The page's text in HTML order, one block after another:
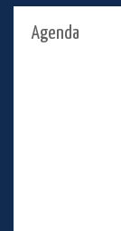
Agenda